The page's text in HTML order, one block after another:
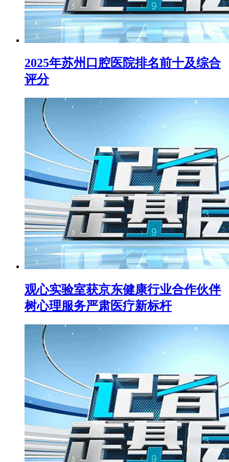
2025年苏州口腔医院排名前十及综合
评分
观心实验室获京东健康行业合作伙伴
树心理服务严肃医疗新标杆